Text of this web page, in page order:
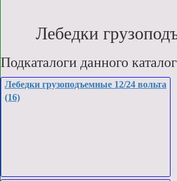
Лебедки
Подкаталоги данного
Лебедки грузоподъемные 12/24 вольта
(16)